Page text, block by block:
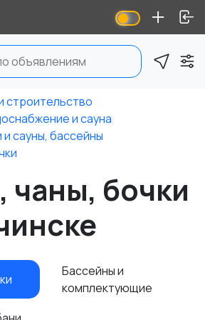
строительство
и сауна
сауны, бассейны
чаны, бочки
Бассейны и
комплектующие